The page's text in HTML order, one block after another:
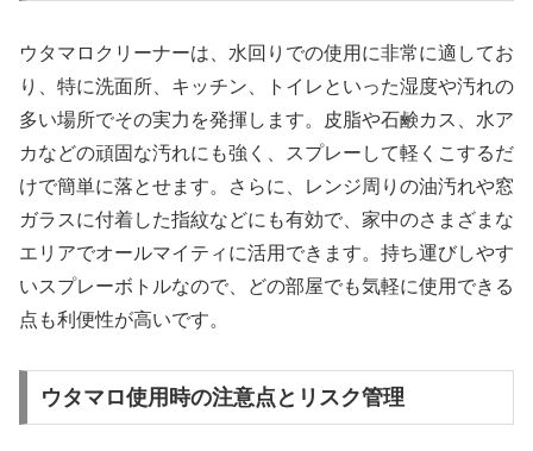
ウタマロクリーナーは、水回りでの使用に非常に適してお
り、特に洗面所、キッチン、トイレといった湿度や汚れの
多い場所でその実力を発揮します。皮脂や石鹸カス、水ア
カなどの頑固な汚れにも強く、スプレーして軽くこするだ
けで簡単に落とせます。さらに、レンジ周りの油汚れや窓
ガラスに付着した指紋などにも有効で、家中のさまざまな
エリアでオールマイティに活用できます。持ち運びしやす
いスプレーボトルなので、どの部屋でも気軽に使用できる
点も利便性が高いです。
ウタマロ使用時の注意点とリスク管理